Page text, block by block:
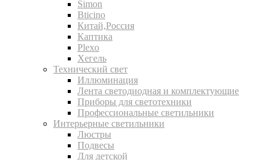
Simon
Bticino
Китай,Россия
Каптика
Plexo
Хегель
Технический свет
Иллюминация
Лента светодиодная и комплектующие
Приборы для светотехники
Профессиональные светильники
Интерьерные светильники
Люстры
Подвесы
Для детской